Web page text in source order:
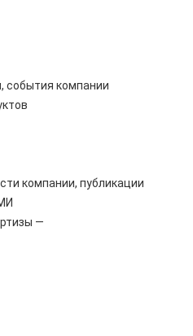
события компании
компании, публикации
—